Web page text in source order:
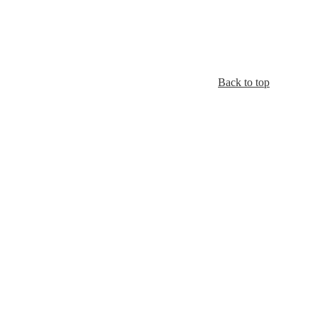
Back to top